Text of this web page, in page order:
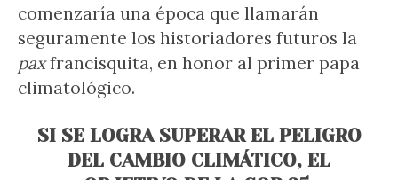
comenzaría una época que llamarán
seguramente los historiadores futuros la
paxfrancisquita, en honor al primer papa
climatológico.
SI SE LOGRA SUPERAR EL PELIGRO
DEL CAMBIO CLIMÁTICO, EL